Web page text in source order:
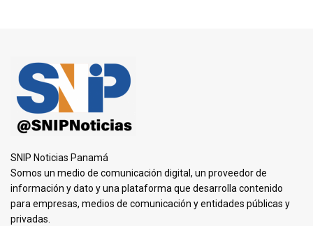
SNIP Noticias Panamá
Somos un medio de comunicación digital, un proveedor de
información y dato y una plataforma que desarrolla contenido
para empresas, medios de comunicación y entidades públicas y
privadas.